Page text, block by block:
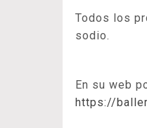
Todos los
sodio.
En su web
https://